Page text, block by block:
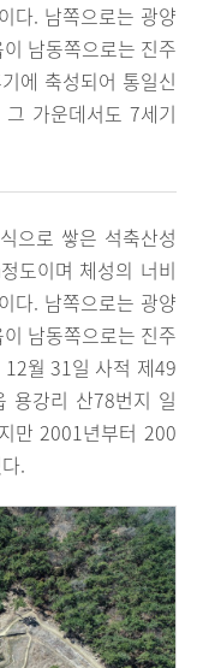
다. 남쪽으로는 광양
남동쪽으로는 진주
에 축성되어 통일신
가운데서도 7세기
으로 쌓은 석축산성
도이며 체성의 너비
다. 남쪽으로는 광양
남동쪽으로는 진주
월 31일 사적 제49
용강리 산78번지 일
만 2001년부터 200
.